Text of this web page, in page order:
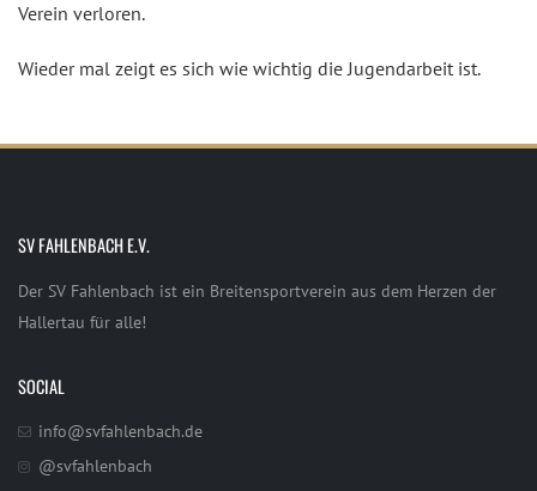
Verein verloren.
Wieder mal zeigt es sich wie wichtig die Jugendarbeit ist.
SV FAHLENBACH E.V.
Der SV Fahlenbach ist ein Breitensportverein aus dem Herzen der
Hallertau für alle!
SOCIAL
info@svfahlenbach.de
@svfahlenbach